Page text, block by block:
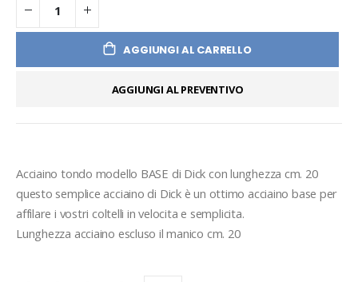
AGGIUNGI AL CARRELLO
AGGIUNGI AL PREVENTIVO
Acciaino tondo modello BASE di Dick con lunghezza cm. 20
questo semplice acciaino di Dick è un ottimo acciaino base per
affilare i vostri coltelli in velocita e semplicita.
Lunghezza acciaino escluso il manico cm. 20